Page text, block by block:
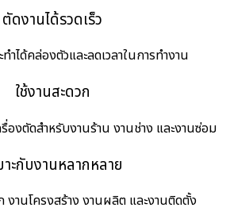
ตัดงานได้รวดเร็ว
ำได้คล่องตัวและลดเวลาในการทำงาน
ใช้งานสะดวก
องตัดสำหรับงานร้าน งานช่าง และงานซ่อม
าะกับงานหลากหลาย
งานโครงสร้าง งานผลิต และงานติดตั้ง